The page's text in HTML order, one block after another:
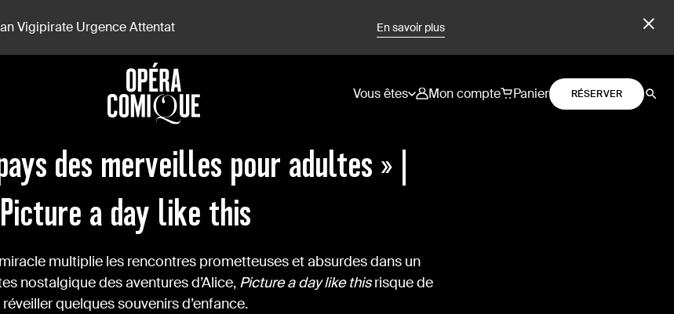
Vigipirate Urgence Attentat En savoir plus
Vous êtes Mon compte Panier
RÉSERVER
des merveilles pour adultes » |
Picture a day like this
multiplie les rencontres prometteuses et absurdes dans un
nostalgique des aventures d’Alice, Picture a day like thisrisque de
réveiller quelques souvenirs d’enfance.